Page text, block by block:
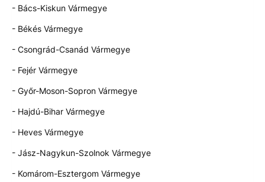
- Bács-Kiskun Vármegye
- Békés Vármegye
- Csongrád-Csanád Vármegye
- Fejér Vármegye
- Győr-Moson-Sopron Vármegye
- Hajdú-Bihar Vármegye
- Heves Vármegye
- Jász-Nagykun-Szolnok Vármegye
- Komárom-Esztergom Vármegye